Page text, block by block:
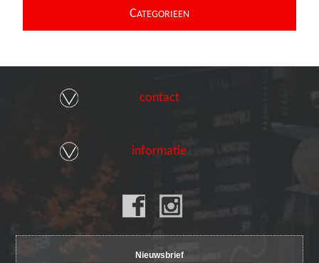
CATEGORIEEN
contact
informatie
Nieuwsbrief